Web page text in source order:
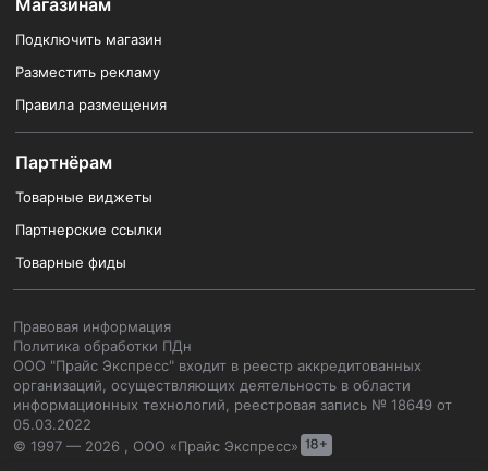
Магазинам
Подключить магазин
Разместить рекламу
Правила размещения
Партнёрам
Товарные виджеты
Партнерские ссылки
Товарные фиды
Правовая информация
Политика обработки ПДн
ООО "Прайс Экспресс" входит в реестр аккредитованных
организаций, осуществляющих деятельность в области
информационных технологий, реестровая запись № 18649 от
05.03.2022
© 1997 — 2026 , ООО «Прайс Экспресс»